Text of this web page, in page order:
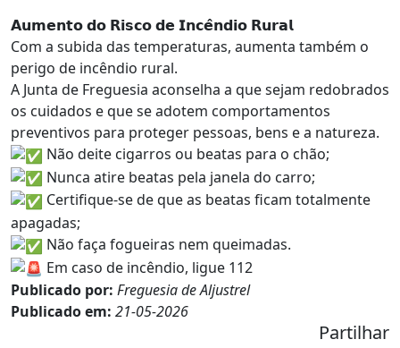
𝗔𝘂𝗺𝗲𝗻𝘁𝗼 𝗱𝗼 𝗥𝗶𝘀𝗰𝗼 𝗱𝗲 𝗜𝗻𝗰𝗲̂𝗻𝗱𝗶𝗼 𝗥𝘂𝗿𝗮𝗹
Com a subida das temperaturas, aumenta também o
perigo de incêndio rural.
A Junta de Freguesia aconselha a que sejam redobrados
os cuidados e que se adotem comportamentos
preventivos para proteger pessoas, bens e a natureza.
Não deite cigarros ou beatas para o chão;
Nunca atire beatas pela janela do carro;
Certifique-se de que as beatas ficam totalmente
apagadas;
Não faça fogueiras nem queimadas.
Em caso de incêndio, ligue 112
Publicado por: Freguesia de Aljustrel
Publicado em: 21-05-2026
Partilhar